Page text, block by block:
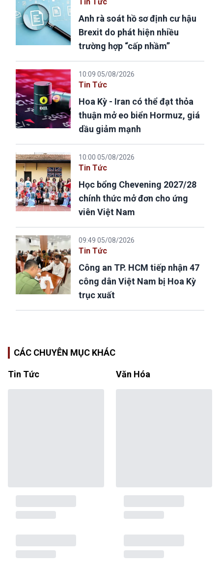
Anh rà soát hồ sơ định cư hậu
Brexit do phát hiện nhiều
trường hợp “cấp nhầm”
10:09 05/08/2026
Tin Tức
Hoa Kỳ - Iran có thể đạt thỏa
thuận mở eo biển Hormuz, giá
dầu giảm mạnh
10:00 05/08/2026
Tin Tức
Học bổng Chevening 2027/28
chính thức mở đơn cho ứng
viên Việt Nam
09:49 05/08/2026
Tin Tức
Công an TP. HCM tiếp nhận 47
công dân Việt Nam bị Hoa Kỳ
trục xuất
CÁC CHUYÊN MỤC KHÁC
Tin Tức Văn Hóa